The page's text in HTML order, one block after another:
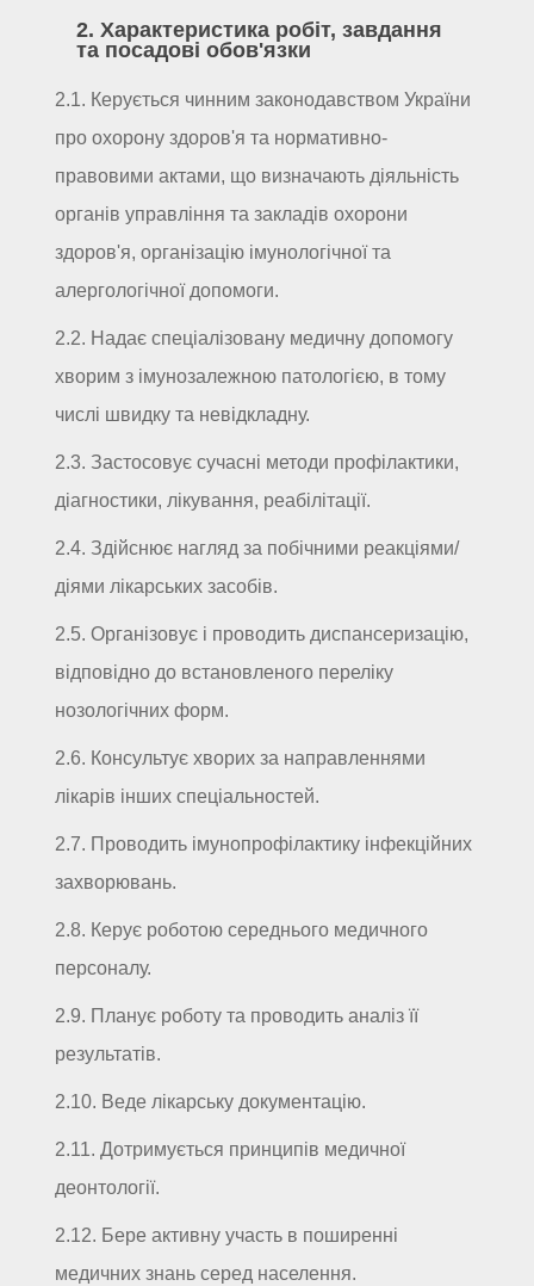
2. Характеристика робіт, завдання
та посадові обов'язки
2.1. Керується чинним законодавством України
про охорону здоров'я та нормативно-
правовими актами, що визначають діяльність
органів управління та закладів охорони
здоров'я, організацію імунологічної та
алергологічної допомоги.
2.2. Надає спеціалізовану медичну допомогу
хворим з імунозалежною патологією, в тому
числі швидку та невідкладну.
2.3. Застосовує сучасні методи профілактики,
діагностики, лікування, реабілітації.
2.4. Здійснює нагляд за побічними реакціями/
діями лікарських засобів.
2.5. Організовує і проводить диспансеризацію,
відповідно до встановленого переліку
нозологічних форм.
2.6. Консультує хворих за направленнями
лікарів інших спеціальностей.
2.7. Проводить імунопрофілактику інфекційних
захворювань.
2.8. Керує роботою середнього медичного
персоналу.
2.9. Планує роботу та проводить аналіз її
результатів.
2.10. Веде лікарську документацію.
2.11. Дотримується принципів медичної
деонтології.
2.12. Бере активну участь в поширенні
медичних знань серед населення.